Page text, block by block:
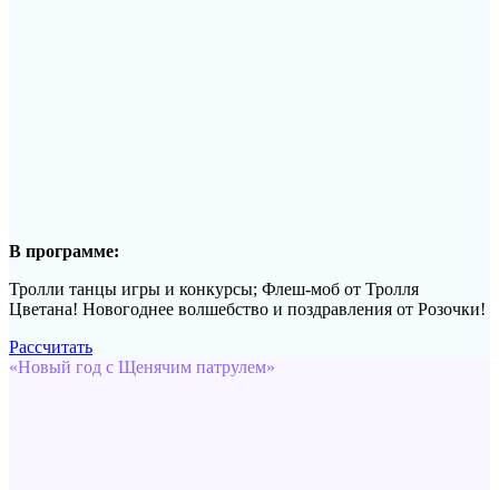
В программе:
Тролли танцы игры и конкурсы; Флеш-моб от Тролля
Цветана! Новогоднее волшебство и поздравления от Розочки!
Рассчитать
«Новый год с Щенячим патрулем»